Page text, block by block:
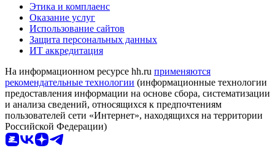
Этика и комплаенс
Оказание услуг
Использование сайтов
Защита персональных данных
ИТ аккредитация
На информационном ресурсе hh.ru применяются
рекомендательные технологии (информационные технологии
предоставления информации на основе сбора, систематизации
и анализа сведений, относящихся к предпочтениям
пользователей сети «Интернет», находящихся на территории
Российской Федерации)